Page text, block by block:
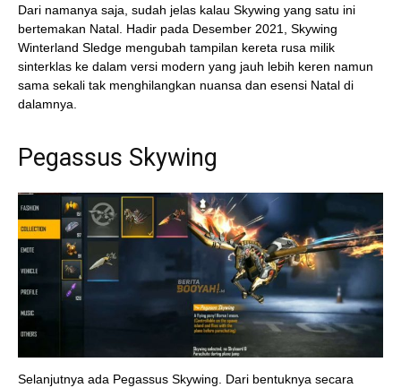
Dari namanya saja, sudah jelas kalau Skywing yang satu ini
bertemakan Natal. Hadir pada Desember 2021, Skywing
Winterland Sledge mengubah tampilan kereta rusa milik
sinterklas ke dalam versi modern yang jauh lebih keren namun
sama sekali tak menghilangkan nuansa dan esensi Natal di
dalamnya.
Pegassus Skywing
Selanjutnya ada Pegassus Skywing. Dari bentuknya secara